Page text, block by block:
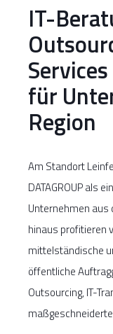
IT-
für
Region
Am Standort
DATAGROUP als
Unternehmen aus
hinaus profitieren
mittelständische
öffentliche
Outsourcing, IT-